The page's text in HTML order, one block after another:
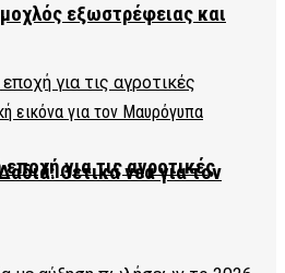
εξωστρέφειας και
Θετικά νέα για τον
για τις αγροτικές